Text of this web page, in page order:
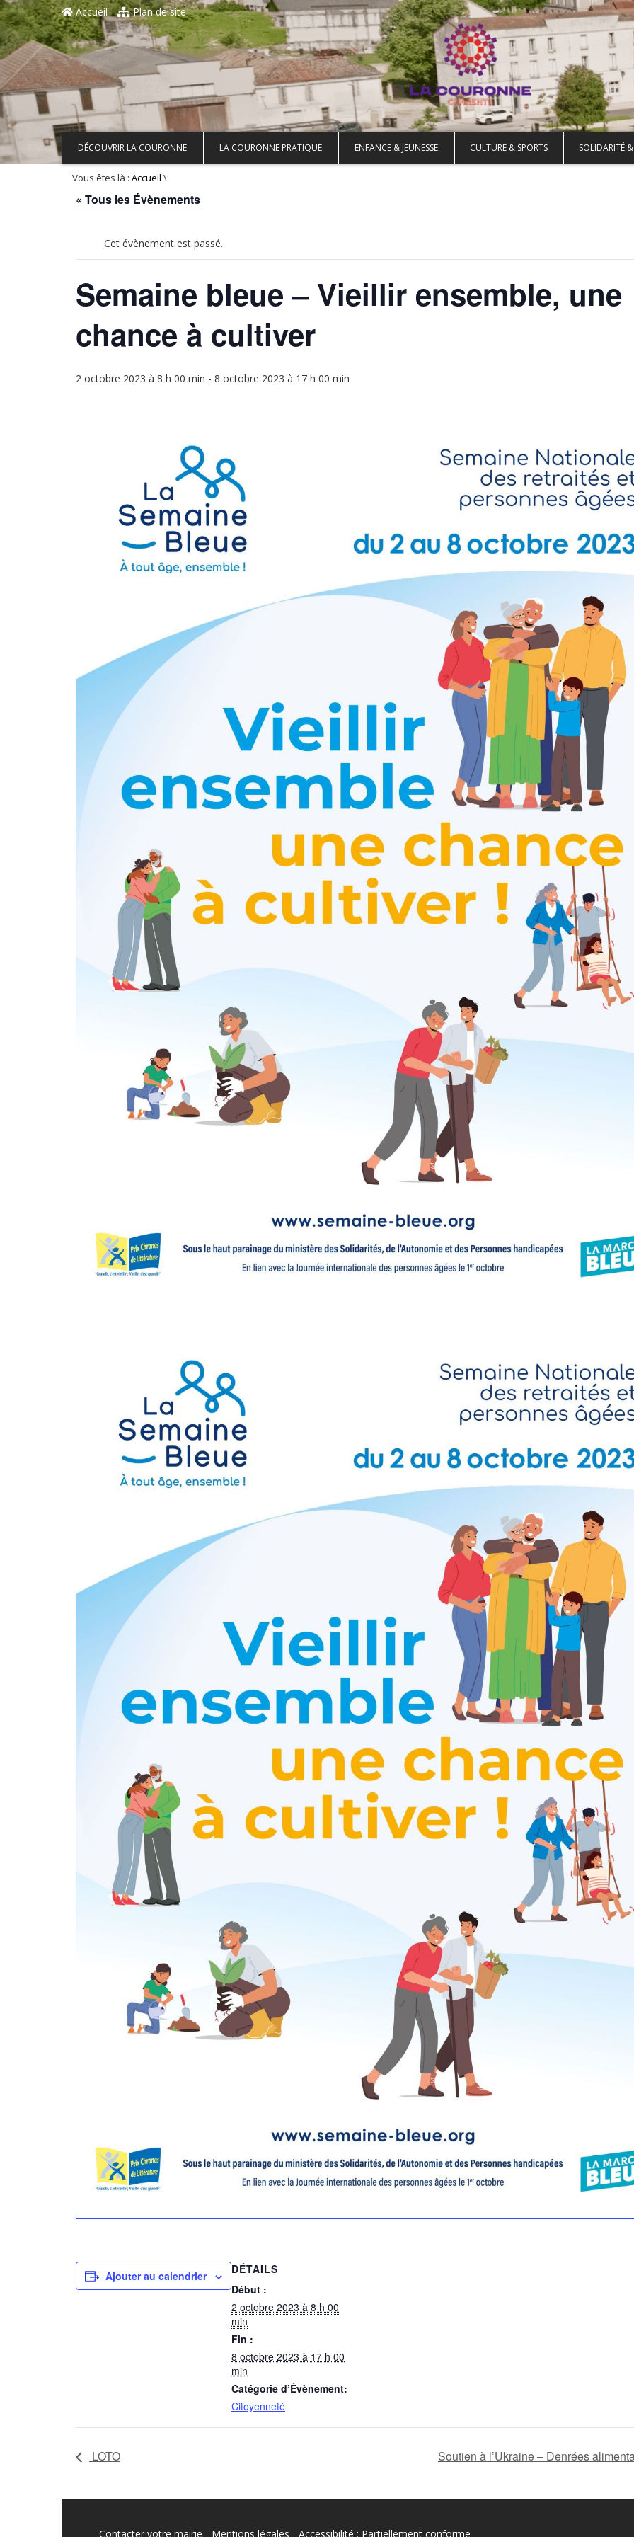
Aller au contenu principal
Accueil
Plan de site
DÉCOUVRIR LA COURONNE LA COURONNE PRATIQUE ENFANCE & JEUNESSE CULTURE & SPORTS SOLIDARITÉ
Vous êtes là : Accueil \
« Tous les Évènements
Cet évènement est passé.
Semaine bleue – Vieillir ensemble, une
chance à cultiver
2 octobre 2023 à 8 h 00 min - 8 octobre 2023 à 17 h 00 min
Ajouter au calendrier
DÉTAILS
Début :
2 octobre 2023 à 8 h 00
min
Fin :
8 octobre 2023 à 17 h 00
min
Catégorie d’Évènement:
Citoyenneté
LOTO Soutien à l’Ukraine – Denrées
Contacter votre mairie Mentions légales Accessibilité : Partiellement conforme